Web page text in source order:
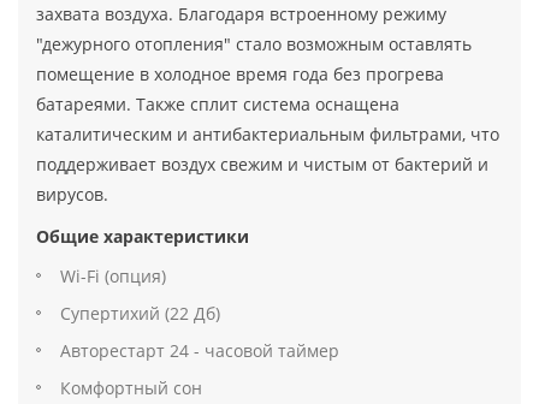
захвата воздуха. Благодаря встроенному режиму
"дежурного отопления" стало возможным оставлять
помещение в холодное время года без прогрева
батареями. Также сплит система оснащена
каталитическим и антибактериальным фильтрами, что
поддерживает воздух свежим и чистым от бактерий и
вирусов.
Общие характеристики
Wi-Fi (опция)
Супертихий (22 Дб)
Авторестарт 24 - часовой таймер
Комфортный сон